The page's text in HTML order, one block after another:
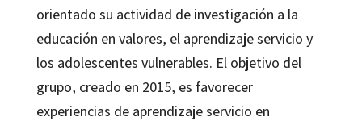
orientado su actividad de investigación a la
educación en valores, el aprendizaje servicio y
los adolescentes vulnerables. El objetivo del
grupo, creado en 2015, es favorecer
experiencias de aprendizaje servicio en